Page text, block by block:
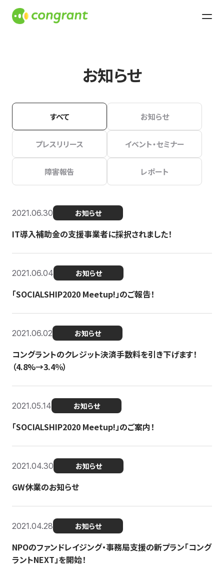
お知らせ
すべて お知らせ
プレスリリース イベント・セミナー
障害報告 レポート
2021.06.30 お知らせ
IT導入補助金の支援事業者に採択されました！
2021.06.04 お知らせ
「SOCIALSHIP2020 Meetup!」のご報告！
2021.06.02 お知らせ
コングラントのクレジット決済手数料を引き下げます！
（4.8%→3.4％）
2021.05.14 お知らせ
「SOCIALSHIP2020 Meetup!」のご案内！
2021.04.30 お知らせ
GW休業のお知らせ
2021.04.28 お知らせ
NPOのファンドレイジング・事務局支援の新プラン「コング
ラントNEXT」を開始！